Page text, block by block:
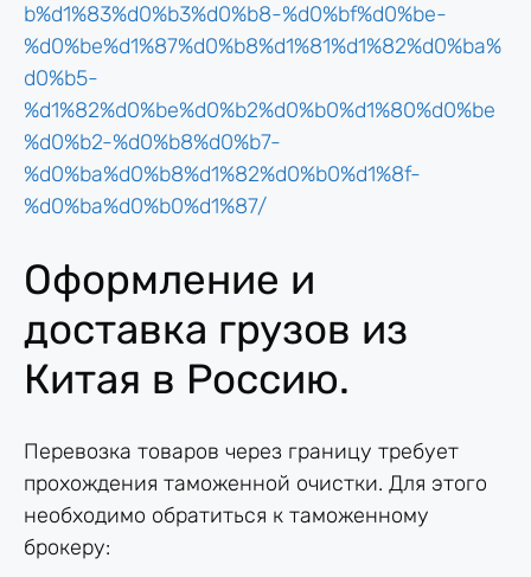
b%d1%83%d0%b3%d0%b8-%d0%bf%d0%be-
%d0%be%d1%87%d0%b8%d1%81%d1%82%d0%ba%
d0%b5-
%d1%82%d0%be%d0%b2%d0%b0%d1%80%d0%be
%d0%b2-%d0%b8%d0%b7-
%d0%ba%d0%b8%d1%82%d0%b0%d1%8f-
%d0%ba%d0%b0%d1%87/
Оформление и
доставка грузов из
Китая в Россию.
Перевозка товаров через границу требует
прохождения таможенной очистки. Для этого
необходимо обратиться к таможенному
брокеру: